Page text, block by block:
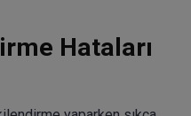
Hataları